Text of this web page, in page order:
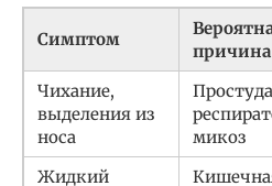
Симптом
причина
Чихание,
выделения из
носа
микоз
Жидкий